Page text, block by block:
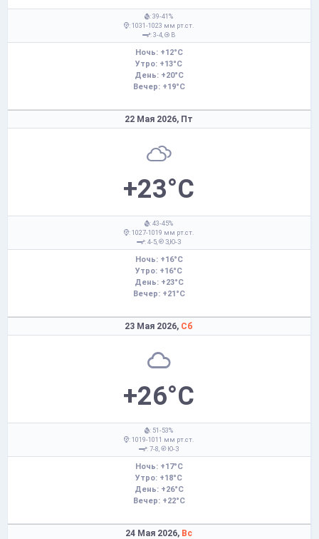
: 39-41%
: 1031-1023 мм рт.ст.
: 3-4,
В
Ночь: +12°C
Утро: +13°C
День: +20°C
Вечер: +19°C
22 Мая 2026, Пт
+23°C
: 43-45%
: 1027-1019 мм рт.ст.
: 4-5,
З,Ю-З
Ночь: +16°C
Утро: +16°C
День: +23°C
Вечер: +21°C
23 Мая 2026, Сб
+26°C
: 51-53%
: 1019-1011 мм рт.ст.
: 7-8,
Ю-З
Ночь: +17°C
Утро: +18°C
День: +26°C
Вечер: +22°C
24 Мая 2026, Вс